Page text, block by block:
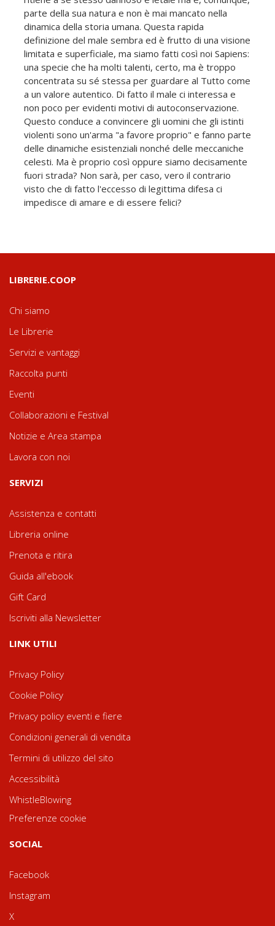
parte della sua natura e non è mai mancato nella
dinamica della storia umana. Questa rapida
definizione del male sembra ed è frutto di una visione
limitata e superficiale, ma siamo fatti così noi Sapiens:
una specie che ha molti talenti, certo, ma è troppo
concentrata su sé stessa per guardare al Tutto come
a un valore autentico. Di fatto il male ci interessa e
non poco per evidenti motivi di autoconservazione.
Questo conduce a convincere gli uomini che gli istinti
violenti sono un'arma "a favore proprio" e fanno parte
delle dinamiche esistenziali nonché delle meccaniche
celesti. Ma è proprio così oppure siamo decisamente
fuori strada? Non sarà, per caso, vero il contrario
visto che di fatto l'eccesso di legittima difesa ci
impedisce di amare e di essere felici?
LIBRERIE.COOP
Chi siamo
Le Librerie
Servizi e vantaggi
Raccolta punti
Eventi
Collaborazioni e Festival
Notizie e Area stampa
Lavora con noi
SERVIZI
Assistenza e contatti
Libreria online
Prenota e ritira
Guida all'ebook
Gift Card
Iscriviti alla Newsletter
LINK UTILI
Privacy Policy
Cookie Policy
Privacy policy eventi e fiere
Condizioni generali di vendita
Termini di utilizzo del sito
Accessibilità
WhistleBlowing
Preferenze cookie
SOCIAL
Facebook
Instagram
X